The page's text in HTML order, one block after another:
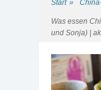
Start »
Was essen
und Sonja) |